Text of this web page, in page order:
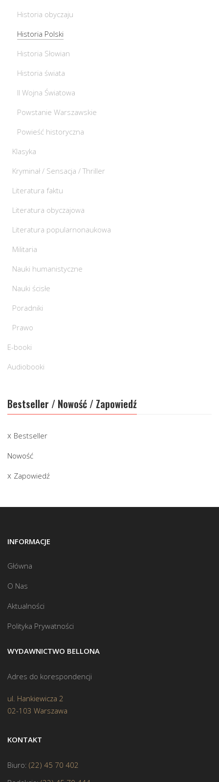
Historia obyczaju
Historia Polski
Historia Słowian
Historia świata
II Wojna Światowa
Powstanie Warszawskie
Powieść historyczna
Klasyka
Kryminał / Sensacja / Thriller
Literatura faktu
Literatura obyczajowa
Literatura popularnonaukowa
Militaria
Nauki humanistyczne
Nauki ścisłe
Poradniki
Prawo
E-booki
Audiobooki
Bestseller / Nowość / Zapowiedź
Bestseller
Nowość
Zapowiedź
INFORMACJE
Główna
O Nas
Aktualności
Polityka Prywatności
WYDAWNICTWO BELLONA
Adres do korespondencji
ul. Hankiewicza 2
02-103 Warszawa
KONTAKT
Biuro: (22) 45 70 402